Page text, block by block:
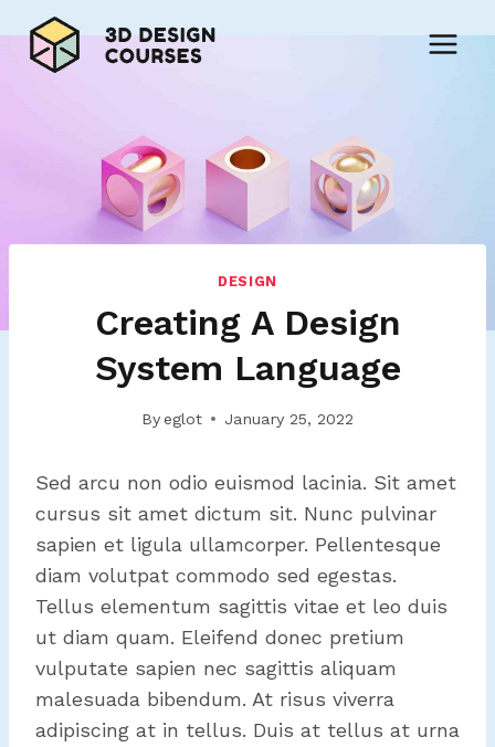
content
DESIGN
Creating A Design
System Language
Byeglot January 25, 2022
Sed arcu non odio euismod lacinia. Sit amet
cursus sit amet dictum sit. Nunc pulvinar
sapien et ligula ullamcorper. Pellentesque
diam volutpat commodo sed egestas.
Tellus elementum sagittis vitae et leo duis
ut diam quam. Eleifend donec pretium
vulputate sapien nec sagittis aliquam
malesuada bibendum. At risus viverra
adipiscing at in tellus. Duis at tellus at urna